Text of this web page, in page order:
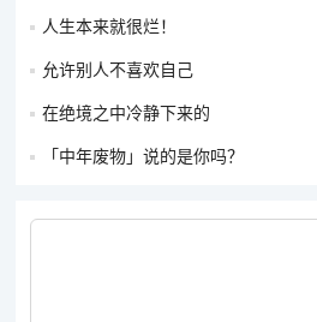
人生本来就很烂！
允许别人不喜欢自己
在绝境之中冷静下来的
「中年废物」说的是你吗？